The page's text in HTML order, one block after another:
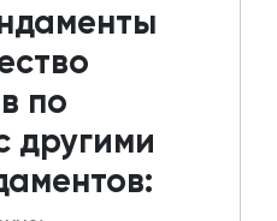
по
другими